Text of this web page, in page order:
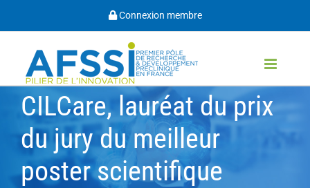
contenu
Connexion membre
CILCare, lauréat du prix
du jury du meilleur
poster scientifique